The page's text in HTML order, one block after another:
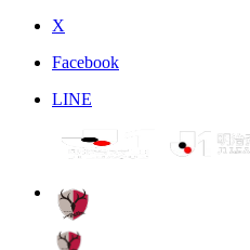
X
Facebook
LINE